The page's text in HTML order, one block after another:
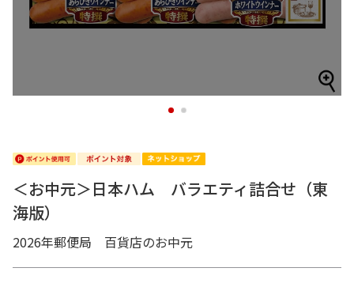
1 2
＜お中元＞日本ハム バラエティ詰合せ（東
海版）
2026年郵便局 百貨店のお中元